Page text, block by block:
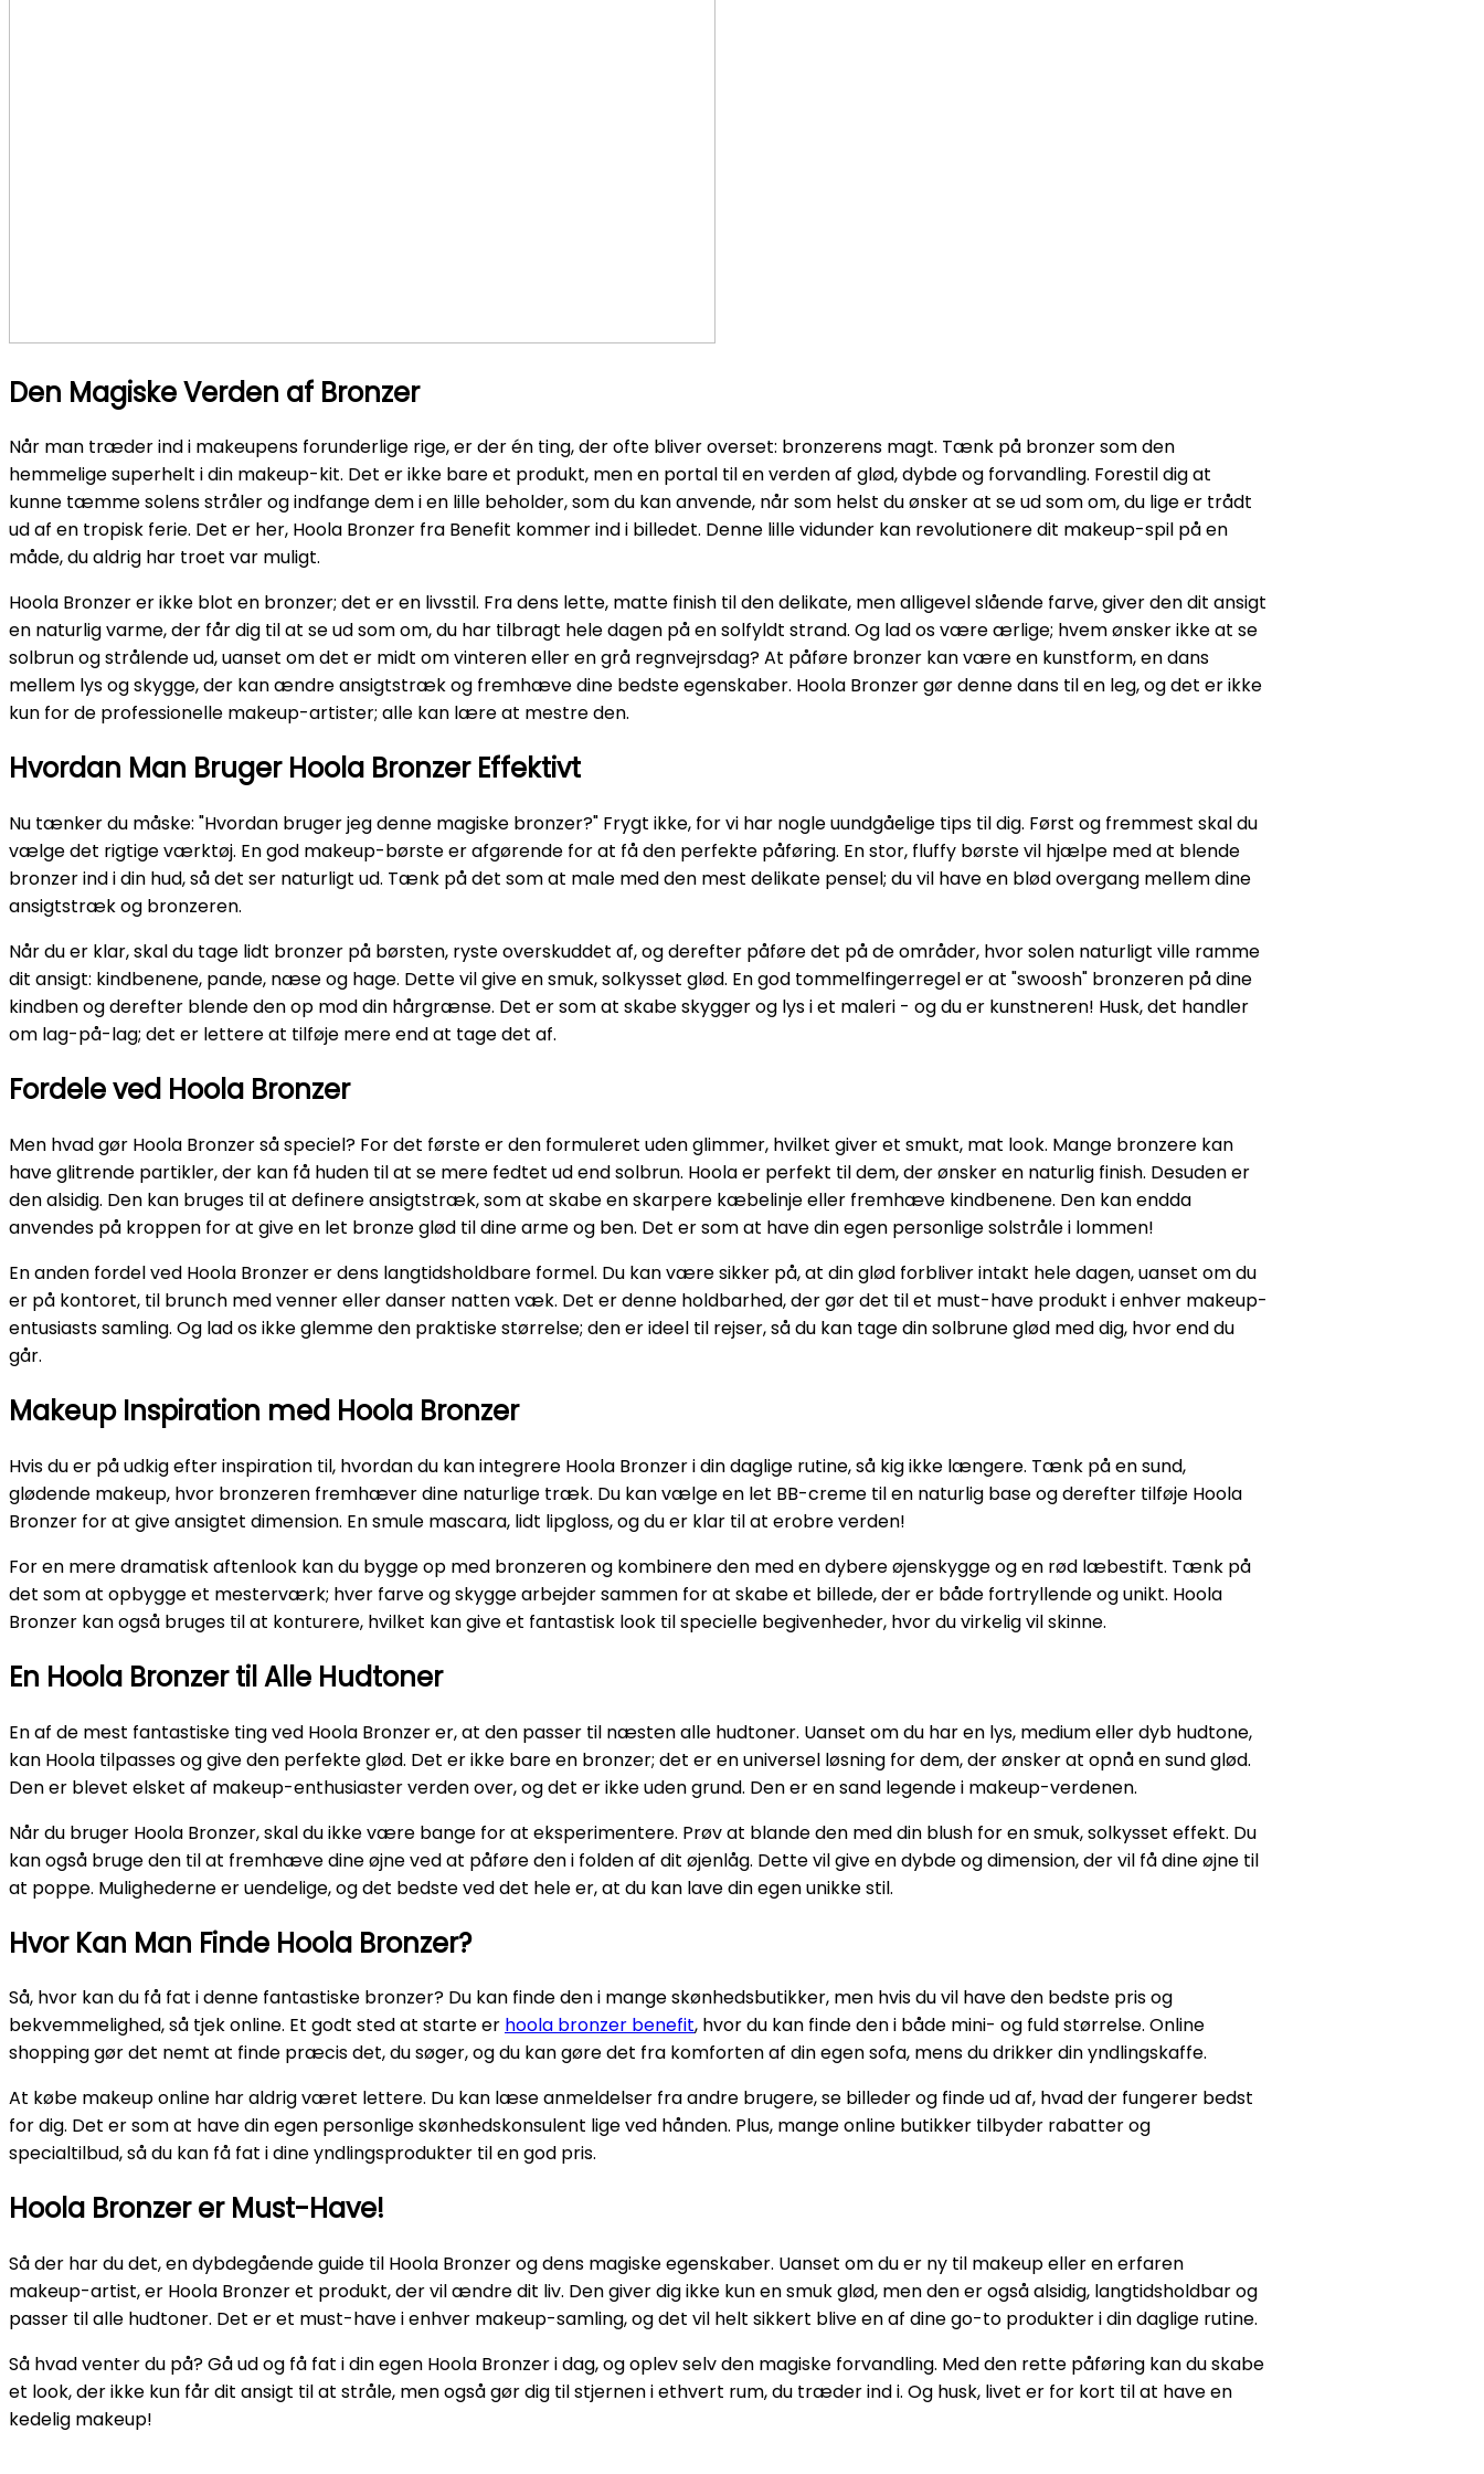
Den Magiske Verden af Bronzer
Når man træder ind i makeupens forunderlige rige, er der én ting, der ofte bliver overset: bronzerens magt. Tænk på bronzer som den
hemmelige superhelt i din makeup-kit. Det er ikke bare et produkt, men en portal til en verden af glød, dybde og forvandling. Forestil dig at
kunne tæmme solens stråler og indfange dem i en lille beholder, som du kan anvende, når som helst du ønsker at se ud som om, du lige er trådt
ud af en tropisk ferie. Det er her, Hoola Bronzer fra Benefit kommer ind i billedet. Denne lille vidunder kan revolutionere dit makeup-spil på en
måde, du aldrig har troet var muligt.
Hoola Bronzer er ikke blot en bronzer; det er en livsstil. Fra dens lette, matte finish til den delikate, men alligevel slående farve, giver den dit ansigt
en naturlig varme, der får dig til at se ud som om, du har tilbragt hele dagen på en solfyldt strand. Og lad os være ærlige; hvem ønsker ikke at se
solbrun og strålende ud, uanset om det er midt om vinteren eller en grå regnvejrsdag? At påføre bronzer kan være en kunstform, en dans
mellem lys og skygge, der kan ændre ansigtstræk og fremhæve dine bedste egenskaber. Hoola Bronzer gør denne dans til en leg, og det er ikke
kun for de professionelle makeup-artister; alle kan lære at mestre den.
Hvordan Man Bruger Hoola Bronzer Effektivt
Nu tænker du måske: "Hvordan bruger jeg denne magiske bronzer?" Frygt ikke, for vi har nogle uundgåelige tips til dig. Først og fremmest skal du
vælge det rigtige værktøj. En god makeup-børste er afgørende for at få den perfekte påføring. En stor, fluffy børste vil hjælpe med at blende
bronzer ind i din hud, så det ser naturligt ud. Tænk på det som at male med den mest delikate pensel; du vil have en blød overgang mellem dine
ansigtstræk og bronzeren.
Når du er klar, skal du tage lidt bronzer på børsten, ryste overskuddet af, og derefter påføre det på de områder, hvor solen naturligt ville ramme
dit ansigt: kindbenene, pande, næse og hage. Dette vil give en smuk, solkysset glød. En god tommelfingerregel er at "swoosh" bronzeren på dine
kindben og derefter blende den op mod din hårgrænse. Det er som at skabe skygger og lys i et maleri - og du er kunstneren! Husk, det handler
om lag-på-lag; det er lettere at tilføje mere end at tage det af.
Fordele ved Hoola Bronzer
Men hvad gør Hoola Bronzer så speciel? For det første er den formuleret uden glimmer, hvilket giver et smukt, mat look. Mange bronzere kan
have glitrende partikler, der kan få huden til at se mere fedtet ud end solbrun. Hoola er perfekt til dem, der ønsker en naturlig finish. Desuden er
den alsidig. Den kan bruges til at definere ansigtstræk, som at skabe en skarpere kæbelinje eller fremhæve kindbenene. Den kan endda
anvendes på kroppen for at give en let bronze glød til dine arme og ben. Det er som at have din egen personlige solstråle i lommen!
En anden fordel ved Hoola Bronzer er dens langtidsholdbare formel. Du kan være sikker på, at din glød forbliver intakt hele dagen, uanset om du
er på kontoret, til brunch med venner eller danser natten væk. Det er denne holdbarhed, der gør det til et must-have produkt i enhver makeup-
entusiasts samling. Og lad os ikke glemme den praktiske størrelse; den er ideel til rejser, så du kan tage din solbrune glød med dig, hvor end du
går.
Makeup Inspiration med Hoola Bronzer
Hvis du er på udkig efter inspiration til, hvordan du kan integrere Hoola Bronzer i din daglige rutine, så kig ikke længere. Tænk på en sund,
glødende makeup, hvor bronzeren fremhæver dine naturlige træk. Du kan vælge en let BB-creme til en naturlig base og derefter tilføje Hoola
Bronzer for at give ansigtet dimension. En smule mascara, lidt lipgloss, og du er klar til at erobre verden!
For en mere dramatisk aftenlook kan du bygge op med bronzeren og kombinere den med en dybere øjenskygge og en rød læbestift. Tænk på
det som at opbygge et mesterværk; hver farve og skygge arbejder sammen for at skabe et billede, der er både fortryllende og unikt. Hoola
Bronzer kan også bruges til at konturere, hvilket kan give et fantastisk look til specielle begivenheder, hvor du virkelig vil skinne.
En Hoola Bronzer til Alle Hudtoner
En af de mest fantastiske ting ved Hoola Bronzer er, at den passer til næsten alle hudtoner. Uanset om du har en lys, medium eller dyb hudtone,
kan Hoola tilpasses og give den perfekte glød. Det er ikke bare en bronzer; det er en universel løsning for dem, der ønsker at opnå en sund glød.
Den er blevet elsket af makeup-enthusiaster verden over, og det er ikke uden grund. Den er en sand legende i makeup-verdenen.
Når du bruger Hoola Bronzer, skal du ikke være bange for at eksperimentere. Prøv at blande den med din blush for en smuk, solkysset effekt. Du
kan også bruge den til at fremhæve dine øjne ved at påføre den i folden af dit øjenlåg. Dette vil give en dybde og dimension, der vil få dine øjne til
at poppe. Mulighederne er uendelige, og det bedste ved det hele er, at du kan lave din egen unikke stil.
Hvor Kan Man Finde Hoola Bronzer?
Så, hvor kan du få fat i denne fantastiske bronzer? Du kan finde den i mange skønhedsbutikker, men hvis du vil have den bedste pris og
bekvemmelighed, så tjek online. Et godt sted at starte er hoola bronzer benefit, hvor du kan finde den i både mini- og fuld størrelse. Online
shopping gør det nemt at finde præcis det, du søger, og du kan gøre det fra komforten af din egen sofa, mens du drikker din yndlingskaffe.
At købe makeup online har aldrig været lettere. Du kan læse anmeldelser fra andre brugere, se billeder og finde ud af, hvad der fungerer bedst
for dig. Det er som at have din egen personlige skønhedskonsulent lige ved hånden. Plus, mange online butikker tilbyder rabatter og
specialtilbud, så du kan få fat i dine yndlingsprodukter til en god pris.
Hoola Bronzer er Must-Have!
Så der har du det, en dybdegående guide til Hoola Bronzer og dens magiske egenskaber. Uanset om du er ny til makeup eller en erfaren
makeup-artist, er Hoola Bronzer et produkt, der vil ændre dit liv. Den giver dig ikke kun en smuk glød, men den er også alsidig, langtidsholdbar og
passer til alle hudtoner. Det er et must-have i enhver makeup-samling, og det vil helt sikkert blive en af dine go-to produkter i din daglige rutine.
Så hvad venter du på? Gå ud og få fat i din egen Hoola Bronzer i dag, og oplev selv den magiske forvandling. Med den rette påføring kan du skabe
et look, der ikke kun får dit ansigt til at stråle, men også gør dig til stjernen i ethvert rum, du træder ind i. Og husk, livet er for kort til at have en
kedelig makeup!